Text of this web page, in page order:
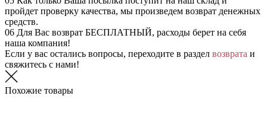
пройдет проверку качества, мы произведем возврат денежных
средств.
06 Для Вас возврат БЕСПЛАТНЫЙ, расходы берет на себя
наша компания!
Если у вас остались вопросы, переходите в раздел возврата и
свяжитесь с нами!
Похожие товары